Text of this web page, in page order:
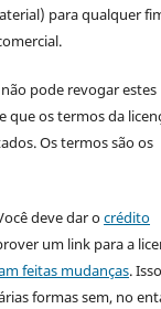
para qualquer
pode revogar estes
que os termos da
Os termos são os
deve dar ocrédito
um link para a
feitas mudanças.
formas sem, no